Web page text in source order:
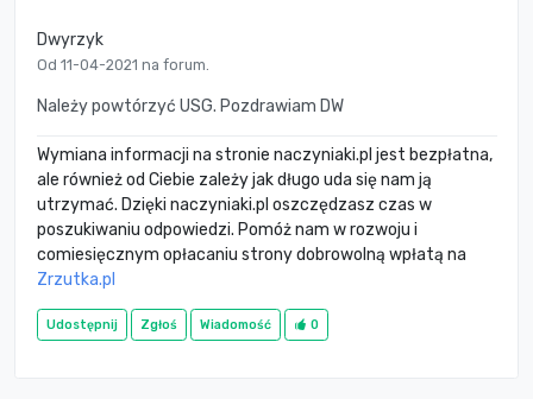
Dwyrzyk
Od 11-04-2021 na forum.
Należy powtórzyć USG. Pozdrawiam DW
Wymiana informacji na stronie naczyniaki.pl jest bezpłatna,
ale również od Ciebie zależy jak długo uda się nam ją
utrzymać. Dzięki naczyniaki.pl oszczędzasz czas w
poszukiwaniu odpowiedzi. Pomóż nam w rozwoju i
comiesięcznym opłacaniu strony dobrowolną wpłatą na
Zrzutka.pl
Udostępnij Zgłoś Wiadomość 0